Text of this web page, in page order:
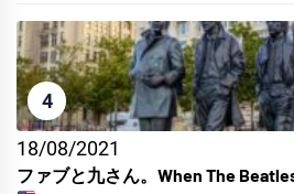
4
18/08/2021
ファブと九さん。When The